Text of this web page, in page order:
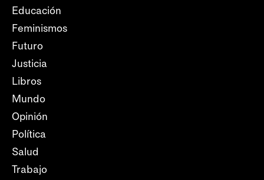
Educación
Feminismos
Futuro
Justicia
Libros
Mundo
Opinión
Política
Salud
Trabajo